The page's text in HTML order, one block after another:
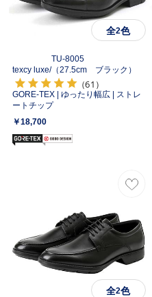
全2色
texcy luxe/
TU-8005
（27.5cm ブラック）
（61）
GORE-TEX | ゆったり幅広 | ストレ
ートチップ
￥18,700
全2色